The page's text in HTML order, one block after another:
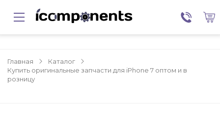
Главная
Каталог
Купить оригинальные запчасти для iPhone 7 оптом и в
розницу